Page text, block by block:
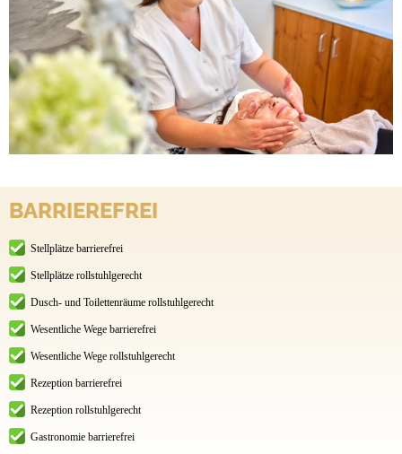
BARRIEREFREI
Stellplätze barrierefrei
Stellplätze rollstuhlgerecht
Dusch- und Toilettenräume rollstuhlgerecht
Wesentliche Wege barrierefrei
Wesentliche Wege rollstuhlgerecht
Rezeption barrierefrei
Rezeption rollstuhlgerecht
Gastronomie barrierefrei